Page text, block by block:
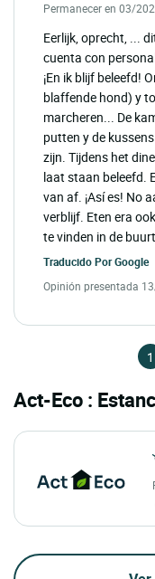
Permanecer en 03/
Eerlijk, oprecht, ...
cuenta con
¡En ik blijf beleefd!
blaffende hond) y
marcheren... De
putten y de
zijn. Tijdens het
laat staan beleefd.
van af. ¡Así es! No
verblijf. Eten era
te vinden in de
Traducido PorGoogle
Opinión presentada
1
Act-Eco :